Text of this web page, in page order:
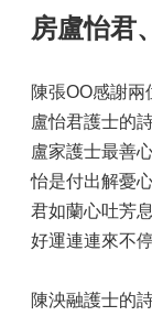
房盧怡君
陳張OO感謝兩
盧怡君護士的詩
盧家護士最善
怡是付出解憂
君如蘭心吐芳息
好運連連來不
陳泱融護士的詩